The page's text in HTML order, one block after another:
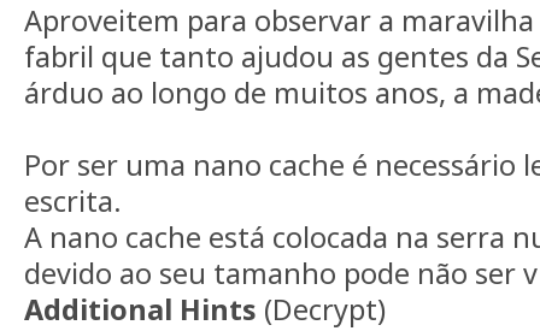
Aproveitem para observar a
fabril que tanto ajudou as gentes da
árduo ao longo de muitos anos, a
Por ser uma nano cache é necessário
escrita.
A nano cache está colocada na serra
devido ao seu tamanho pode não ser
Additional Hints (Decrypt)